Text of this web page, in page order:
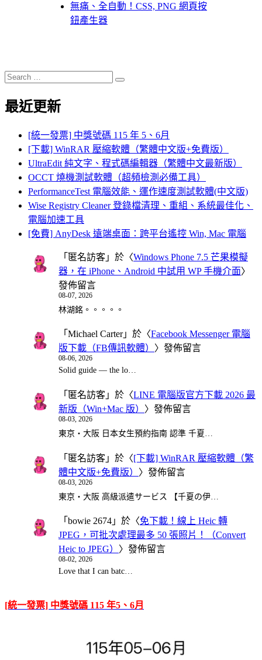
無痛、全自動！CSS, PNG 網頁按
鈕產生器
Search
for:
Search
最近更新
[統一發票] 中獎號碼 115 年 5、6月
[下載] WinRAR 壓縮軟體（繁體中文版+免費版）
UltraEdit 純文字、程式碼編輯器（繁體中文最新版）
OCCT 燒機測試軟體（超頻檢測必備工具）
PerformanceTest 電腦效能、運作速度測試軟體(中文版)
Wise Registry Cleaner 登錄檔清理、重組、系統最佳化、
電腦加速工具
[免費] AnyDesk 遠端桌面：跨平台遙控 Win, Mac 電腦
「 匿名訪客 」於〈Windows Phone 7.5 芒果模擬
器，在 iPhone、Android 中試用 WP 手機介面〉
發佈留言
08-07, 2026
林湖銘。。。。。
「 Michael Carter」於〈Facebook Messenger 電腦
版下載（FB傳訊軟體） 〉發佈留言
08-06, 2026
Solid guide — the lo…
「 匿名訪客 」於〈LINE 電腦版官方下載 2026 最
新版（Win+Mac 版） 〉發佈留言
08-03, 2026
東京・大阪 日本女生預約指南 認準 千夏…
「 匿名訪客 」於〈[下載] WinRAR 壓縮軟體（繁
體中文版+免費版） 〉發佈留言
08-03, 2026
東京・大阪 高級派遣サービス 【千夏の伊…
「 bowie 2674 」於〈免下載！線上 Heic 轉
JPEG，可批次處理最多 50 張照片！（Convert
Heic to JPEG） 〉發佈留言
08-02, 2026
Love that I can batc…
[統一發票] 中獎號碼 115 年5、6月